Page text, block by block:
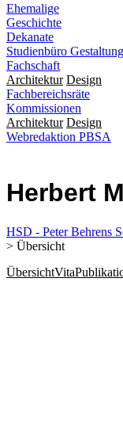
Ehemalige
Geschichte
Dekanate
Studienbüro Gestaltung
Fachschaft
Architektur Design
Fachbereichsräte
Kommissionen
Architektur Design
Webredaktion PBSA
Herbert
HSD - Peter Behrens
> Übersicht
ÜbersichtVita